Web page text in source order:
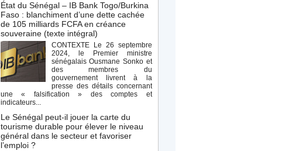
État du Sénégal – IB Bank Togo/Burkina
Faso : blanchiment d’une dette cachée
de 105 milliards FCFA en créance
souveraine (texte intégral)
CONTEXTE Le 26 septembre
2024, le Premier ministre
sénégalais Ousmane Sonko et
des membres du
gouvernement livrent à la
presse des détails concernant
une « falsification » des comptes et
indicateurs...
Le Sénégal peut-il jouer la carte du
tourisme durable pour élever le niveau
général dans le secteur et favoriser
l’emploi ?